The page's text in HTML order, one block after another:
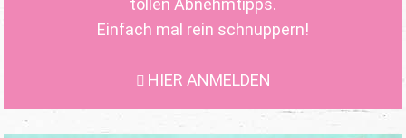
tollen Abnehmtipps.
Einfach mal rein schnuppern!
HIER ANMELDEN